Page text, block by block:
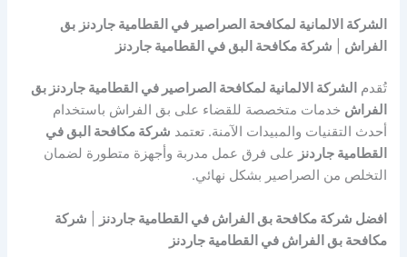
الشركة الالمانية لمكافحة الصراصير في القطامية جاردنز بق
الفراش
شركة مكافحة البق في القطامية جاردنز
تُقدم الشركة الالمانية لمكافحة الصراصير في القطامية جاردنز بق
الفراش خدمات متخصصة للقضاء على بق الفراش باستخدام
أحدث التقنيات والمبيدات الآمنة. تعتمد شركة مكافحة البق في
القطامية جاردنز على فرق عمل مدربة وأجهزة متطورة لضمان
التخلص من الصراصير بشكل نهائي.
افضل شركة مكافحة بق الفراش في القطامية جاردنز
شركة
مكافحة بق الفراش في القطامية جاردنز